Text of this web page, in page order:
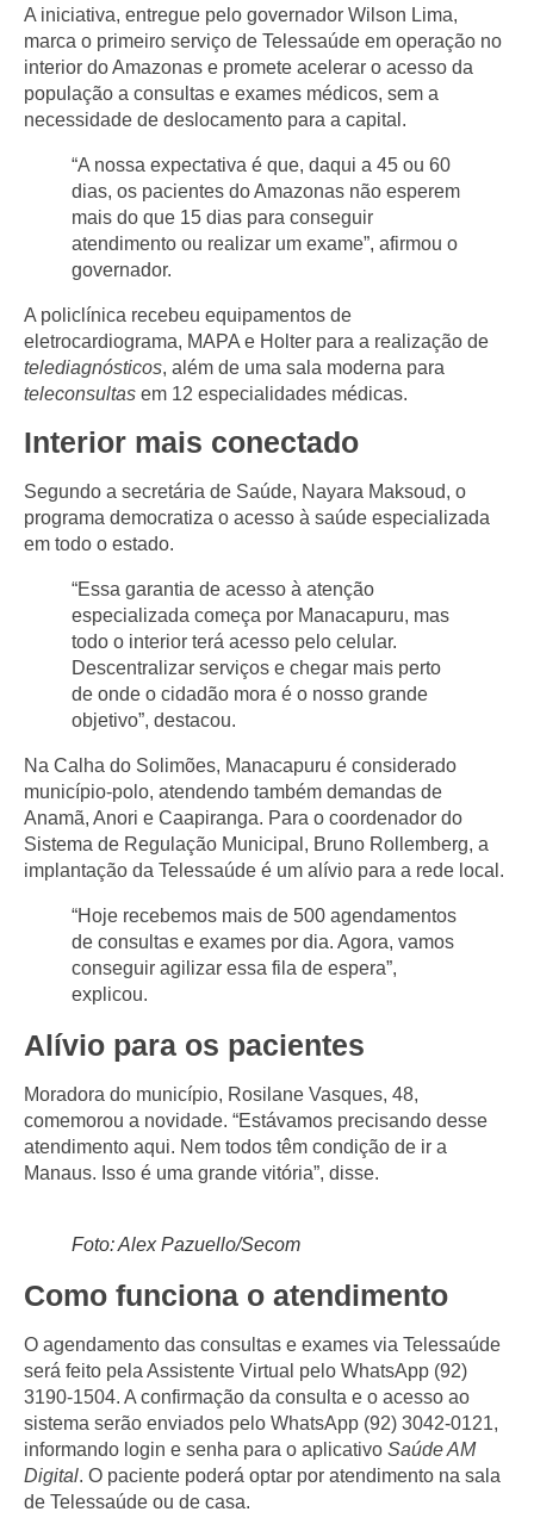
A iniciativa, entregue pelo governador Wilson Lima,
marca o primeiro serviço de Telessaúde em operação no
interior do Amazonas e promete acelerar o acesso da
população a consultas e exames médicos, sem a
necessidade de deslocamento para a capital.
“A nossa expectativa é que, daqui a 45 ou 60
dias, os pacientes do Amazonas não esperem
mais do que 15 dias para conseguir
atendimento ou realizar um exame”, afirmou o
governador.
A policlínica recebeu equipamentos de
eletrocardiograma, MAPA e Holter para a realização de
telediagnósticos, além de uma sala moderna para
teleconsultas em 12 especialidades médicas.
Interior mais conectado
Segundo a secretária de Saúde, Nayara Maksoud, o
programa democratiza o acesso à saúde especializada
em todo o estado.
“Essa garantia de acesso à atenção
especializada começa por Manacapuru, mas
todo o interior terá acesso pelo celular.
Descentralizar serviços e chegar mais perto
de onde o cidadão mora é o nosso grande
objetivo”, destacou.
Na Calha do Solimões, Manacapuru é considerado
município-polo, atendendo também demandas de
Anamã, Anori e Caapiranga. Para o coordenador do
Sistema de Regulação Municipal, Bruno Rollemberg, a
implantação da Telessaúde é um alívio para a rede local.
“Hoje recebemos mais de 500 agendamentos
de consultas e exames por dia. Agora, vamos
conseguir agilizar essa fila de espera”,
explicou.
Alívio para os pacientes
Moradora do município, Rosilane Vasques, 48,
comemorou a novidade. “Estávamos precisando desse
atendimento aqui. Nem todos têm condição de ir a
Manaus. Isso é uma grande vitória”, disse.
Foto: Alex Pazuello/Secom
Como funciona o atendimento
O agendamento das consultas e exames via Telessaúde
será feito pela Assistente Virtual pelo WhatsApp (92)
3190-1504. A confirmação da consulta e o acesso ao
sistema serão enviados pelo WhatsApp (92) 3042-0121,
informando login e senha para o aplicativo Saúde AM
Digital. O paciente poderá optar por atendimento na sala
de Telessaúde ou de casa.